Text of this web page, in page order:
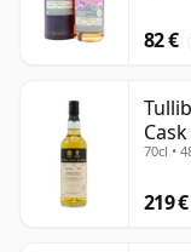
82 €
70cl •
219 €